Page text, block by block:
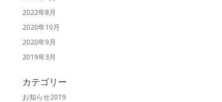
2022年8月
2020年10月
2020年9月
2019年3月
カテゴリー
お知らせ2019